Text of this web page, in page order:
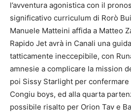
l’avventura agonistica con il
significativo curriculum di Rorò
Manuele Matteini affida a Matteo
Rapido Jet avrà in Canali una
tatticamente ineccepibile, con
amnesie a complicare la mission
poi Sissy Starlight per
Congiu boys, ed alla quarta
possibile risalto per Orion Tav e